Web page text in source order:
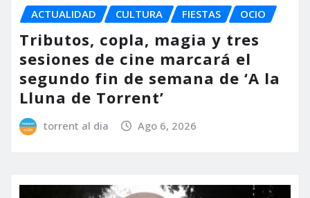
ACTUALIDAD CULTURA FIESTAS OCIO
Tributos, copla, magia y tres
sesiones de cine marcará el
segundo fin de semana de ‘A la
Lluna de Torrent’
torrent al dia Ago 6, 2026